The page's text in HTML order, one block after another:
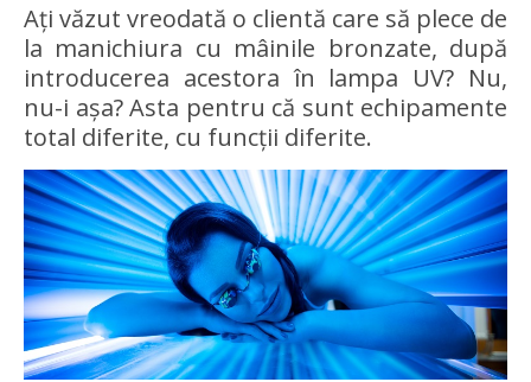
Ați văzut vreodată o clientă care să plece de
la manichiura cu mâinile bronzate, după
introducerea acestora în lampa UV? Nu,
nu-i așa? Asta pentru că sunt echipamente
total diferite, cu funcții diferite.